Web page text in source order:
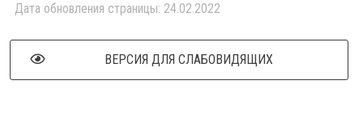
Дата обновления страницы: 24.02.2022
ВЕРСИЯ ДЛЯ СЛАБОВИДЯЩИХ